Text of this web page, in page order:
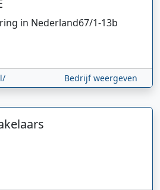
in Nederland67/1-13b
Bedrijf weergeven